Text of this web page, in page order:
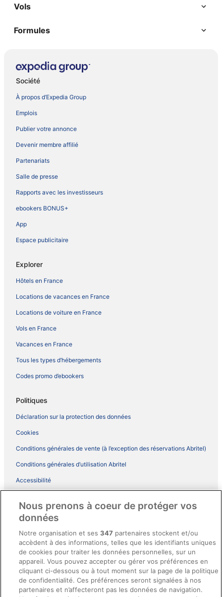
Vols
Formules
Société
À propos d’Expedia Group
Emplois
Publier votre annonce
Devenir membre affilié
Partenariats
Salle de presse
Rapports avec les investisseurs
ebookers BONUS+
App
Espace publicitaire
Explorer
Hôtels en France
Locations de vacances en France
Locations de voiture en France
Vols en France
Vacances en France
Tous les types d’hébergements
Codes promo d’ebookers
Politiques
Déclaration sur la protection des données
Cookies
Conditions générales de vente (à l’exception des réservations Abritel)
Conditions générales d’utilisation Abritel
Accessibilité
Conditions générales du programme BONUS+ d’ebookers
Directives de contenu et signalement de contenus
Aide
Soutien
Nous prenons à coeur de protéger vos
données
Notre organisation et ses347 partenaires stockent et/ou
accèdent à des informations, telles que les identifiants uniques
de cookies pour traiter les données personnelles, sur un
appareil. Vous pouvez accepter ou gérer vos préférences en
cliquant ci-dessous ou à tout moment sur la page de la politique
de confidentialité. Ces préférences seront signalées à nos
partenaires et n’affecteront pas les données de navigation.